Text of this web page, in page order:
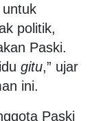
politik,
Paski.
gitu,” ujar
ini.
Paski